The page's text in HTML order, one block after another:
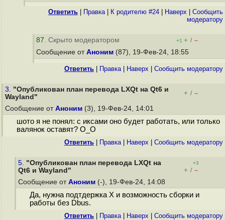
Ответить Правка| К родителю #24 Наверх
Cообщить
модератору
87. Скрыто модератором +1 + / –
Сообщение от Аноним (87), 19-Фев-24, 18:55
Ответить Правка| Наверх Cообщить модератору
3. "Опубликован план перевода LXQt на Qt6 и
Wayland"
+ / –
Сообщение от Аноним (3), 19-Фев-24, 14:01
шото я не понял: с иксами оно будет работать, или только
валянок оставят? О_О
Ответить Правка| Наверх Cообщить модератору
5. "Опубликован план перевода LXQt на
Qt6 и Wayland"
+3
+ / –
Сообщение от Аноним (-), 19-Фев-24, 14:08
Да, нужна подтдержка X и возможность сборки и
работы без Dbus.
Ответить Правка| Наверх Cообщить модератору